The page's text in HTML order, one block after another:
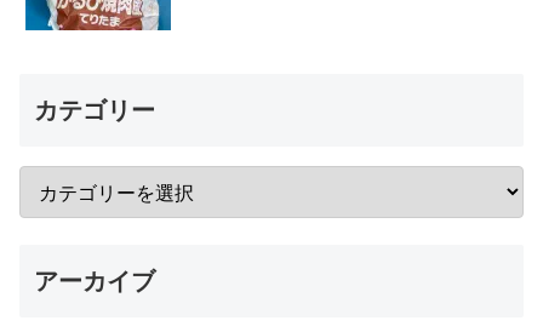
カテゴリー
アーカイブ